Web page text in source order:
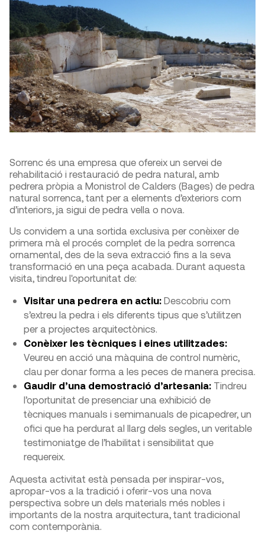
Sorrenc és una empresa que ofereix un servei de
rehabilitació i restauració de pedra natural, amb
pedrera pròpia a Monistrol de Calders (Bages) de pedra
natural sorrenca, tant per a elements d’exteriors com
d’interiors, ja sigui de pedra vella o nova.
Us convidem a una sortida exclusiva per conèixer de
primera mà el procés complet de la pedra sorrenca
ornamental, des de la seva extracció fins a la seva
transformació en una peça acabada. Durant aquesta
visita, tindreu l'oportunitat de:
Visitar una pedrera en actiu: Descobriu com
s’extreu la pedra i els diferents tipus que s’utilitzen
per a projectes arquitectònics.
Conèixer les tècniques i eines utilitzades:
Veureu en acció una màquina de control numèric,
clau per donar forma a les peces de manera precisa.
Gaudir d’una demostració d’artesania: Tindreu
l’oportunitat de presenciar una exhibició de
tècniques manuals i semimanuals de picapedrer, un
ofici que ha perdurat al llarg dels segles, un veritable
testimoniatge de l’habilitat i sensibilitat que
requereix.
Aquesta activitat està pensada per inspirar-vos,
apropar-vos a la tradició i oferir-vos una nova
perspectiva sobre un dels materials més nobles i
importants de la nostra arquitectura, tant tradicional
com contemporània.